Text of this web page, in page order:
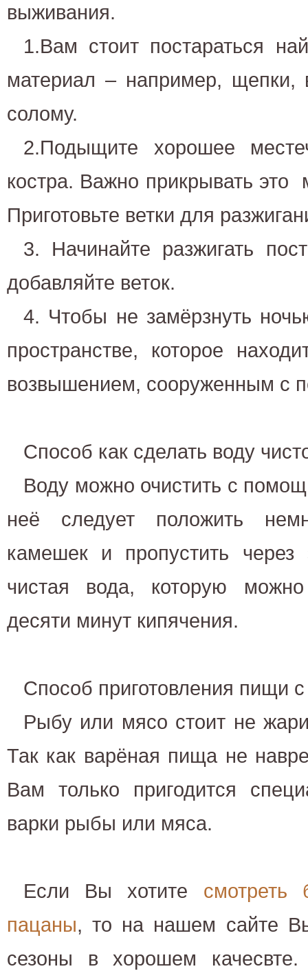
выживания.
1.Вам стоит постараться
материал – например, щепки,
солому.
2.Подыщите хорошее
костра. Важно прикрывать это
Приготовьте ветки для
3. Начинайте разжигать
добавляйте веток.
4. Чтобы не замёрзнуть
пространстве, которое
возвышением, сооруженным с
Способ как сделать воду
Воду можно очистить с
неё следует положить
камешек и пропустить через
чистая вода, которую
десяти минут кипячения.
Способ приготовления пищи
Рыбу или мясо стоит не
Так как варёная пища не
Вам только пригодится
варки рыбы или мяса.
Если Вы хотите смотреть
пацаны, то на нашем сайте
сезоны в хорошем